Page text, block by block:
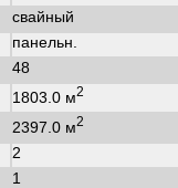
свайный
панельн.
48
1803.0 м2
2397.0 м2
2
1